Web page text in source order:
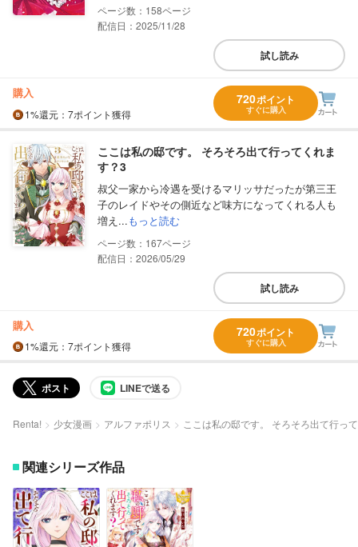
158
配信日：2025/11/28
試し読み
購入
1%還元 ：7ポイント獲得
720ポイント
すぐに購入
ここは私の邸です。 そろそろ出て行ってくれま
す？3
叔父一家から冷遇を受けるマリッサだったが第三王
子のレイドやその側近など味方になってくれる人も
増え...もっと読む
167
配信日：2026/05/29
試し読み
購入
1%還元 ：7ポイント獲得
720ポイント
すぐに購入
ポスト LINEで送る
Renta! 少女漫画 アルファポリス ここは私の邸です。 そろそろ出て行っ
関連シリーズ作品